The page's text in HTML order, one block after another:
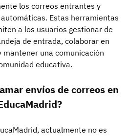
los correos entrantes y
Estas herramientas
a los usuarios gestionar de
de entrada, colaborar en
mantener una comunicación
educativa.
envíos de correos en
actualmente no es